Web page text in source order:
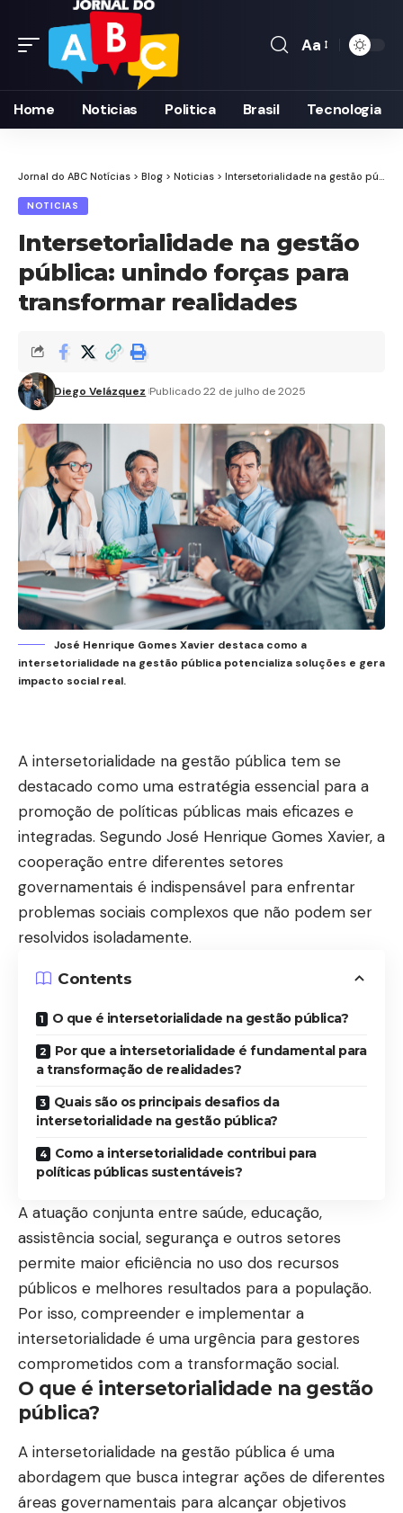
Font
Aa
Home Noticias Politica Brasil Tecnologia
Jornal do ABC Notícias > Blog > Noticias > Intersetorialidade na gestão pública: unindo forças para transformar realidades
NOTICIAS
Intersetorialidade na gestão
pública: unindo forças para
transformar realidades
Diego Velázquez Publicado 22 de julho de 2025
José Henrique Gomes Xavier destaca como a
intersetorialidade na gestão pública potencializa soluções e gera
impacto social real.
A intersetorialidade na gestão pública tem se
destacado como uma estratégia essencial para a
promoção de políticas públicas mais eficazes e
integradas. Segundo José Henrique Gomes Xavier, a
cooperação entre diferentes setores
governamentais é indispensável para enfrentar
problemas sociais complexos que não podem ser
resolvidos isoladamente.
Contents
O que é intersetorialidade na gestão pública?
Por que a intersetorialidade é fundamental para
a transformação de realidades?
Quais são os principais desafios da
intersetorialidade na gestão pública?
Como a intersetorialidade contribui para
políticas públicas sustentáveis?
A atuação conjunta entre saúde, educação,
assistência social, segurança e outros setores
permite maior eficiência no uso dos recursos
públicos e melhores resultados para a população.
Por isso, compreender e implementar a
intersetorialidade é uma urgência para gestores
comprometidos com a transformação social.
O que é intersetorialidade na gestão
pública?
A intersetorialidade na gestão pública é uma
abordagem que busca integrar ações de diferentes
áreas governamentais para alcançar objetivos